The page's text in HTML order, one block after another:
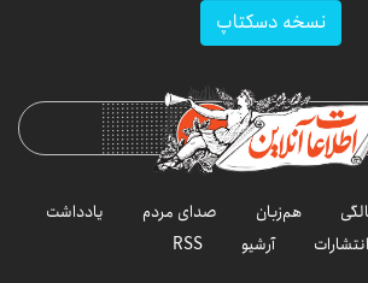
نسخه دسکتاپ
هم‌زبان صدای مردم
یادداشت
انتشارات
آرشیو RSS